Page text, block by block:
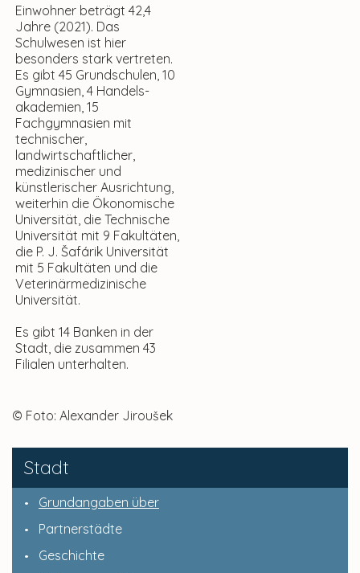
Stadt
Grundangaben über
Partnerstädte
Geschichte
Einwohner beträgt 42,4
Jahre (2021). Das
Schulwesen ist hier
besonders stark vertreten.
Es gibt 45 Grundschulen, 10
Gymnasien, 4 Handels­
akademien, 15
Fachgymnasien mit
technischer,
landwirtschaftlicher,
medizinischer und
künstlerischer Ausrichtung,
weiterhin die Ökonomische
Universität, die Technische
Universität mit 9 Fakultäten,
die P. J. Šafárik Universität
mit 5 Fakultäten und die
Veterinärmedizinische
Universität.
Es gibt 14 Banken in der
Stadt, die zusammen 43
Filialen unterhalten.
© Foto: Alexander Jiroušek